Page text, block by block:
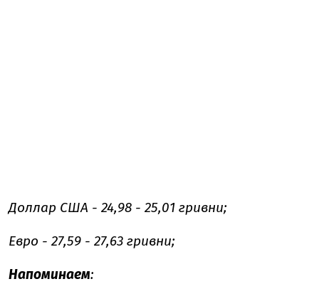
Доллар США - 24,98 - 25,01 гривни;
Евро - 27,59 - 27,63 гривни;
Напоминаем: